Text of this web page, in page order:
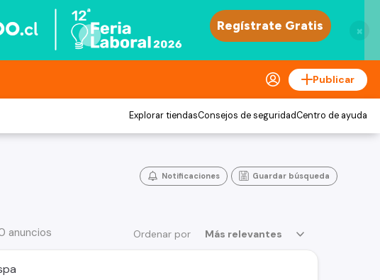
×
Publicar
Explorar tiendasConsejos de seguridadCentro de ayuda
Notificaciones Guardar búsqueda
Ordenar por Más relevantes
anuncios